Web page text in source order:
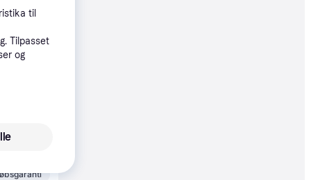
kr.
kr./md.
kr./md.
til
Tilpasset
og